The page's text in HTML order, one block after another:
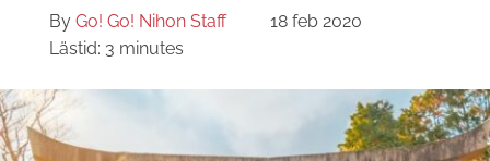
By Go! Go! Nihon Staff
18 feb 2020
Lästid: 3 minutes